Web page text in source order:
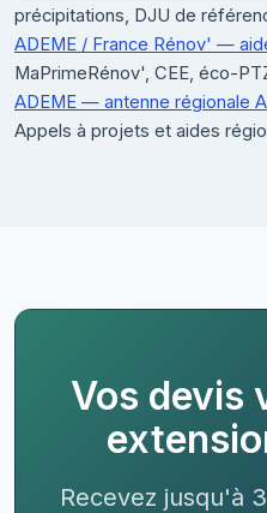
précipitations, DJU de
ADEME / France Rénov' —
MaPrimeRénov', CEE, éco-
ADEME — antenne régionale
Appels à projets et aides
Vos devis
Recevez jusqu'à